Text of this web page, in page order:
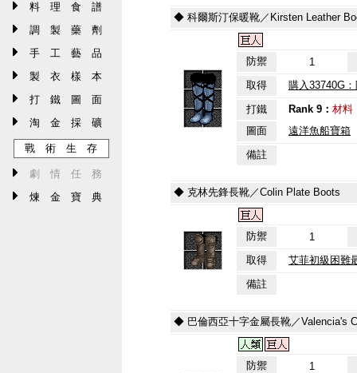
料 理 食 譜
調 製 藥 劑
手 工 藝 品
製 衣 樣 本
打 鐵 圖 面
淘 金 採 礦
戰 術 生 存
劇 情 任 務
煉 金 寶 典
◆ 科爾斯汀保暖靴／Kirsten Leather
防禦
1
取得
購入33740G
打鐵
Rank 9： 材料
圖面
遠洋魚船寶箱
備註
◆ 克林先鋒長靴／Colin Plate Boots
防禦
1
取得
艾菲初級困難
備註
◆ 巴倫西亞十字金屬長靴／Valencia's
防禦
1